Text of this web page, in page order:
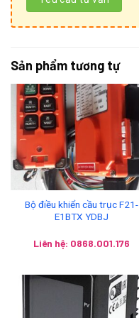
Sản phẩm tương tự
Bộ điều khiển cầu trục F21-
E1BTX YDBJ
Liên hệ: 0868.001.176